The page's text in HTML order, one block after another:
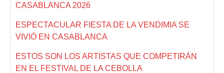
CASABLANCA 2026
ESPECTACULAR FIESTA DE LA VENDIMIA SE
VIVIÓ EN CASABLANCA
ESTOS SON LOS ARTISTAS QUE COMPETIRÁN
EN EL FESTIVAL DE LA CEBOLLA